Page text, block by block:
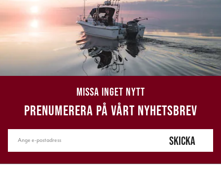
MISSA INGET NYTT
PRENUMERERA PÅ VÅRT NYHETSBREV
SKICKA